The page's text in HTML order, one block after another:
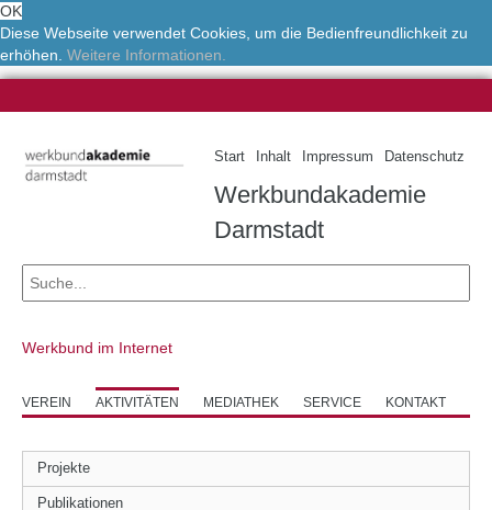
OK
Diese Webseite verwendet Cookies, um die Bedienfreundlichkeit zu
erhöhen. Weitere Informationen.
Start Inhalt Impressum Datenschutz
Werkbundakademie
Darmstadt
Werkbund im Internet
VEREIN AKTIVITÄTEN MEDIATHEK SERVICE KONTAKT
Projekte
Publikationen